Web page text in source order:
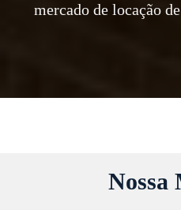
mercado de locação
Nossa